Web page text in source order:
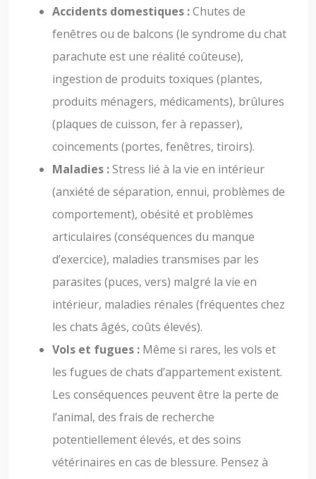
Accidents domestiques :Chutes de
fenêtres ou de balcons (le syndrome du chat
parachute est une réalité coûteuse),
ingestion de produits toxiques (plantes,
produits ménagers, médicaments), brûlures
(plaques de cuisson, fer à repasser),
coincements (portes, fenêtres, tiroirs).
Maladies :Stress lié à la vie en intérieur
(anxiété de séparation, ennui, problèmes de
comportement), obésité et problèmes
articulaires (conséquences du manque
d’exercice), maladies transmises par les
parasites (puces, vers) malgré la vie en
intérieur, maladies rénales (fréquentes chez
les chats âgés, coûts élevés).
Vols et fugues : Même si rares, les vols et
les fugues de chats d’appartement existent.
Les conséquences peuvent être la perte de
l’animal, des frais de recherche
potentiellement élevés, et des soins
vétérinaires en cas de blessure. Pensez à